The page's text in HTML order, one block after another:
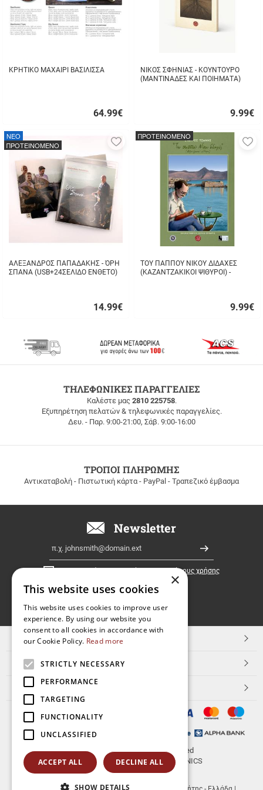
ΚΡΗΤΙΚΟ ΜΑΧΑΙΡΙ ΒΑΣΙΛΙΣΣΑ
64.99€
αγορά
ΝΙΚΟΣ ΣΦΗΝΙΑΣ - ΚΟΥΝΤΟΥΡΟ
(ΜΑΝΤΙΝΑΔΕΣ ΚΑΙ ΠΟΙΗΜΑΤΑ)
9.99€
αγορά
ΑΛΕΞΑΝΔΡΟΣ ΠΑΠΑΔΑΚΗΣ - ΌΡΗ
ΣΠΑΝΑ (USB+24ΣΕΛΙΔΟ ΕΝΘΕΤΟ)
14.99€
NEO
ΠΡΟΤΕΙΝΟΜΕΝΟ
Προσθήκη
ΤΟΥ ΠΑΠΠΟΥ ΝΙΚΟΥ ΔΙΔΑΧΕΣ
(ΚΑΖΑΝΤΖΑΚΙΚΟΙ ΨΙΘΥΡΟΙ) -
9.99€
ΠΡΟΤΕΙΝΟΜΕΝΟ
παραγγελίες
όλη
ΤΗΛΕΦΩΝΙΚΕΣ ΠΑΡΑΓΓΕΛΙΕΣ
Καλέστε μας 2810 225758.
Εξυπηρέτηση πελατών & τηλεφωνικές παραγγελίες.
Δευ. - Παρ. 9:00-21:00, Σάβ. 9:00-16:00
ΤΡΟΠΟΙ ΠΛΗΡΩΜΗΣ
Αντικαταβολή - Πιστωτική κάρτα - PayPal - Τραπεζικό έμβασμα
Newsletter
Εγγραφή
Έχω διαβάσει κι αποδέχομαι τουςόρους χρήσης
FOLLOW
US
TOP ΚΑΤΗΓΟΡΙΕΣ
ΕΞΥΠΗΡΕΤΗΣΗ ΠΕΛΑΤΩΝ
Aerakis.net
© 2026 aerakis.netAll rights reserved
Designed & developed byNETMECHANICS
×
This website uses cookies
This website uses cookies to improve user
experience. By using our website you
consent to all cookies in accordance with
our Cookie Policy. Read more
STRICTLY NECESSARY
PERFORMANCE
TARGETING
FUNCTIONALITY
UNCLASSIFIED
ACCEPT ALL DECLINE ALL
SHOW DETAILS